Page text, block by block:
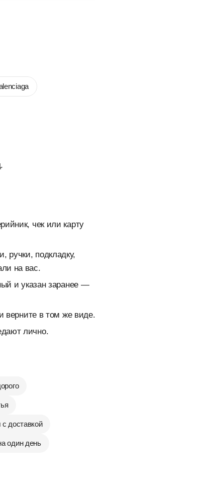
чек или карту
ручки, подкладку,
на вас.
и указан заранее —
верните в том же виде.
лично.
доставкой
один день